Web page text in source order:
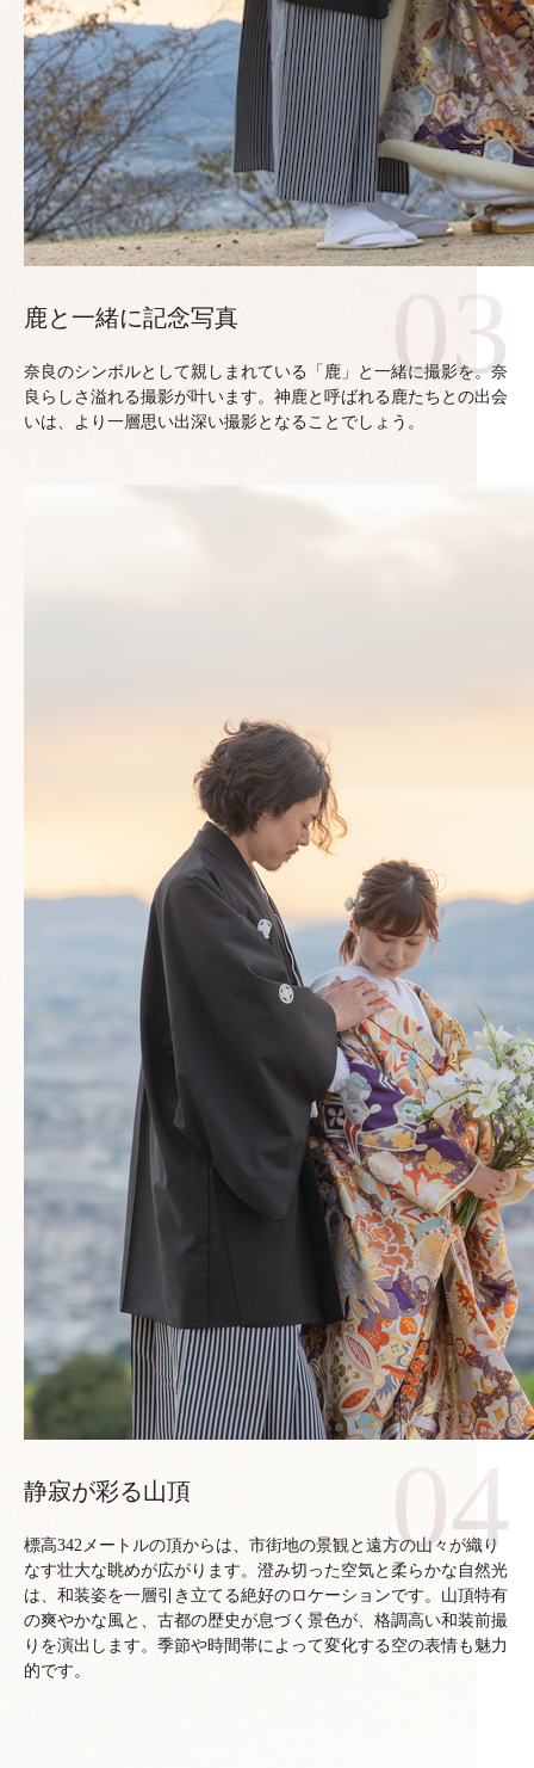
鹿と一緒に記念写真
奈良のシンボルとして親しまれている「鹿」と一緒に撮影を。奈
良らしさ溢れる撮影が叶います。神鹿と呼ばれる鹿たちとの出会
いは、より一層思い出深い撮影となることでしょう。
静寂が彩る山頂
標高342メートルの頂からは、市街地の景観と遠方の山々が織り
なす壮大な眺めが広がります。澄み切った空気と柔らかな自然光
は、和装姿を一層引き立てる絶好のロケーションです。山頂特有
の爽やかな風と、古都の歴史が息づく景色が、格調高い和装前撮
りを演出します。季節や時間帯によって変化する空の表情も魅力
的です。